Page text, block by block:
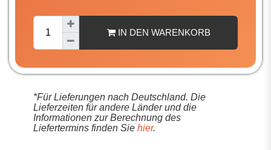
IN DEN WARENKORB
*Für Lieferungen nach Deutschland. Die
Lieferzeiten für andere Länder und die
Informationen zur Berechnung des
Liefertermins finden Sie hier.